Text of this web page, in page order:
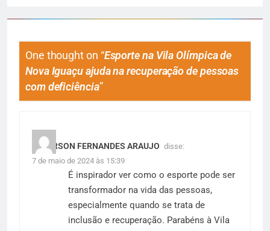
One thought on “Esporte na Vila Olímpica de
Nova Iguaçu ajuda na recuperação de pessoas
com deficiência”
PETERSON FERNANDES ARAUJO disse:
7 de maio de 2024 às 15:39
É inspirador ver como o esporte pode ser
transformador na vida das pessoas,
especialmente quando se trata de
inclusão e recuperação. Parabéns à Vila